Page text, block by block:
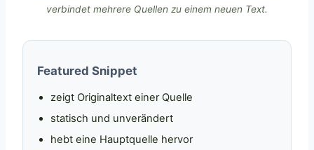
verbindet mehrere Quellen zu einem neuen Text.
Featured Snippet
zeigt Originaltext einer Quelle
statisch und unverändert
hebt eine Hauptquelle hervor